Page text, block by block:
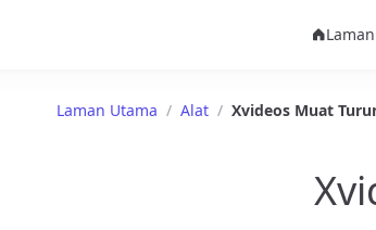
Laman Utama / Alat / Xvideos Muat